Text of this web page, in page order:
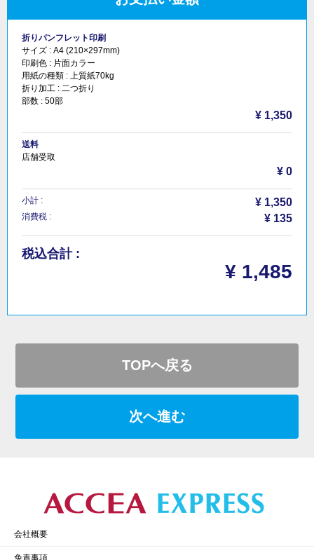
折りパンフレット印刷
サイズ : A4 (210×297mm)
印刷色 : 片面カラー
用紙の種類 : 上質紙70kg
折り加工 : 二つ折り
部数 : 50部
¥ 1,350
送料
店舗受取
¥ 0
小計 : ¥ 1,350
消費税 : ¥ 135
税込合計 :
¥ 1,485
TOPへ戻る
次へ進む
会社概要
免責事項